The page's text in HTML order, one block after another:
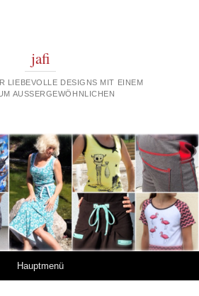
jafi
LIEBEVOLLE DESIGNS MIT EINEM
AUSSERGEWÖHNLICHEN
Hauptmenü